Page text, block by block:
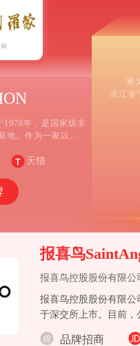
年，是国家级非
地。作为一家以设
企业，罗蒙现有高
天猫
雅
浙江省
围绕
衫品
服
报喜鸟
报喜鸟控股股份有限公
报喜鸟控股股份有限公
于深交所上市。目前，
零售收入50多亿元，
品牌招商